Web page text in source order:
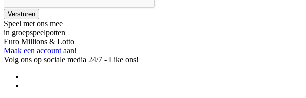
Speel met ons mee
in groepspeelpotten
Euro Millions & Lotto
Maak een account aan!
Volg ons op sociale media 24/7 - Like ons!